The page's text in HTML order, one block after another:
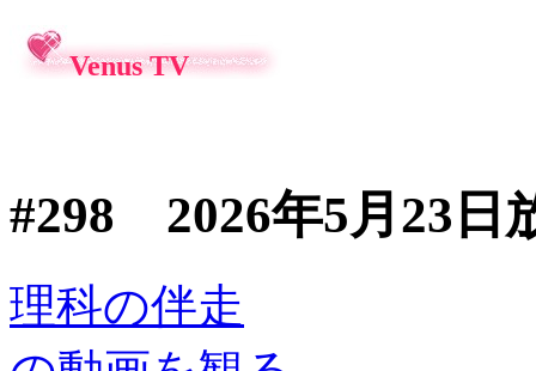
Venus TV
#298 2026年5月23日
理科の伴走